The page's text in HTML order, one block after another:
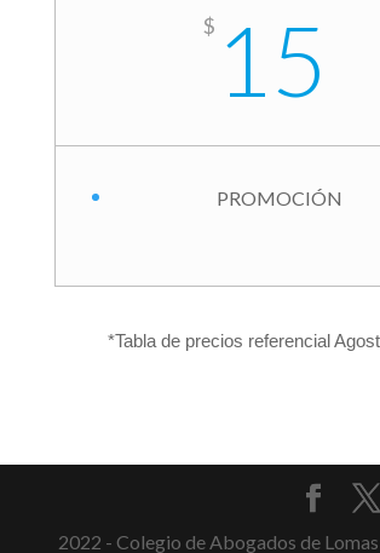
$ 15
PROMOCIÓN
*Tabla de precios referencial
2022 - Colegio de Abogados de